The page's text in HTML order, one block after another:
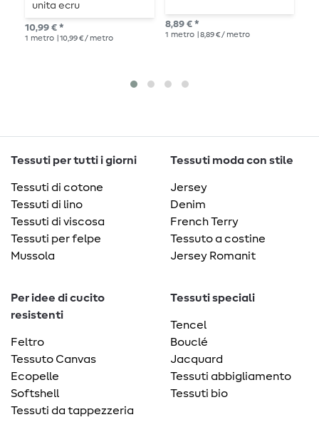
unita ecru
10,99 € *
1 metro | 10,99 € / metro
8,89 € *
1 metro | 8,89 € / metro
Tessuti per tutti i giorni
Tessuti di cotone
Tessuti di lino
Tessuti di viscosa
Tessuti per felpe
Mussola
Tessuti moda con stile
Jersey
Denim
French Terry
Tessuto a costine
Jersey Romanit
Per idee di cucito
resistenti
Feltro
Tessuto Canvas
Ecopelle
Softshell
Tessuti da tappezzeria
Tessuti speciali
Tencel
Bouclé
Jacquard
Tessuti abbigliamento
Tessuti bio